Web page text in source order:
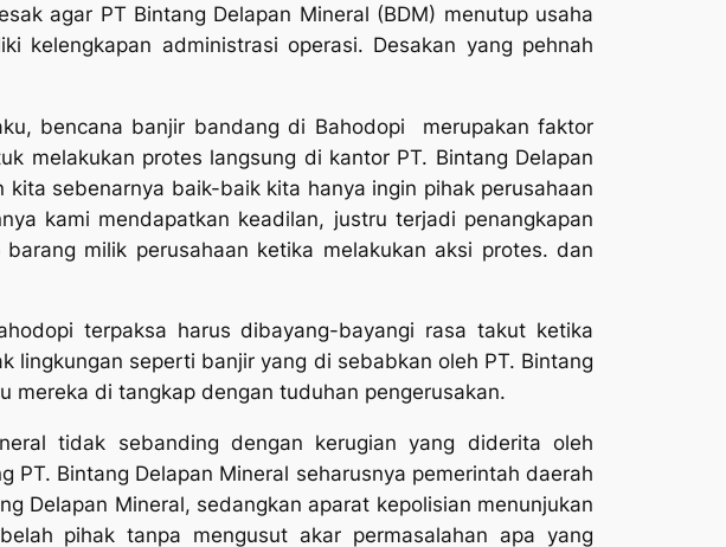
agar PT Bintang Delapan Mineral (BDM) menutup usaha
kelengkapan administrasi operasi. Desakan yang pehnah
bencana banjir bandang di Bahodopi merupakan faktor
melakukan protes langsung di kantor PT. Bintang Delapan
sebenarnya baik-baik kita hanya ingin pihak perusahaan
kami mendapatkan keadilan, justru terjadi penangkapan
milik perusahaan ketika melakukan aksi protes. dan
terpaksa harus dibayang-bayangi rasa takut ketika
lingkungan seperti banjir yang di sebabkan oleh PT. Bintang
mereka di tangkap dengan tuduhan pengerusakan.
tidak sebanding dengan kerugian yang diderita oleh
Bintang Delapan Mineral seharusnya pemerintah daerah
Delapan Mineral, sedangkan aparat kepolisian menunjukan
pihak tanpa mengusut akar permasalahan apa yang